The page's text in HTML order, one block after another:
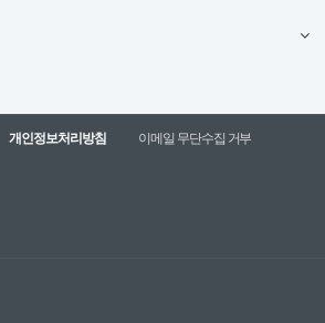
개인정보처리방침 이메일 무단수집 거부